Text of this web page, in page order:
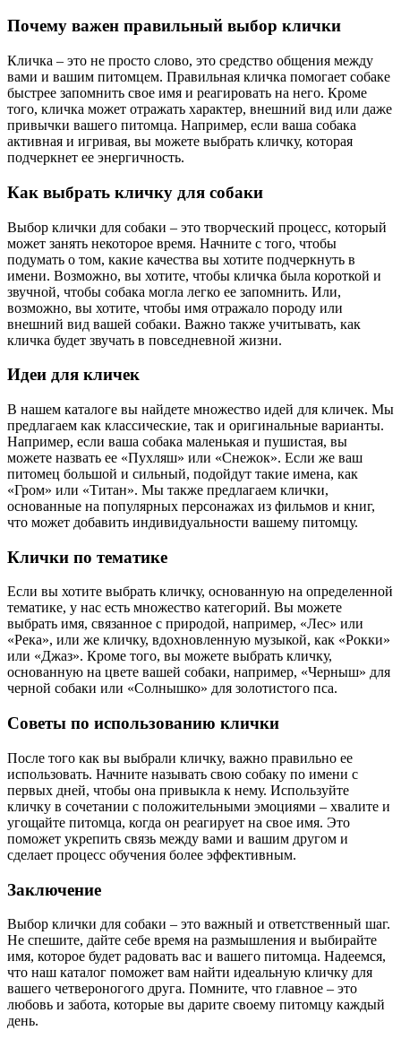
Почему важен правильный выбор клички
Кличка – это не просто слово, это средство общения между
вами и вашим питомцем. Правильная кличка помогает собаке
быстрее запомнить свое имя и реагировать на него. Кроме
того, кличка может отражать характер, внешний вид или даже
привычки вашего питомца. Например, если ваша собака
активная и игривая, вы можете выбрать кличку, которая
подчеркнет ее энергичность.
Как выбрать кличку для собаки
Выбор клички для собаки – это творческий процесс, который
может занять некоторое время. Начните с того, чтобы
подумать о том, какие качества вы хотите подчеркнуть в
имени. Возможно, вы хотите, чтобы кличка была короткой и
звучной, чтобы собака могла легко ее запомнить. Или,
возможно, вы хотите, чтобы имя отражало породу или
внешний вид вашей собаки. Важно также учитывать, как
кличка будет звучать в повседневной жизни.
Идеи для кличек
В нашем каталоге вы найдете множество идей для кличек. Мы
предлагаем как классические, так и оригинальные варианты.
Например, если ваша собака маленькая и пушистая, вы
можете назвать ее «Пухляш» или «Снежок». Если же ваш
питомец большой и сильный, подойдут такие имена, как
«Гром» или «Титан». Мы также предлагаем клички,
основанные на популярных персонажах из фильмов и книг,
что может добавить индивидуальности вашему питомцу.
Клички по тематике
Если вы хотите выбрать кличку, основанную на определенной
тематике, у нас есть множество категорий. Вы можете
выбрать имя, связанное с природой, например, «Лес» или
«Река», или же кличку, вдохновленную музыкой, как «Рокки»
или «Джаз». Кроме того, вы можете выбрать кличку,
основанную на цвете вашей собаки, например, «Черныш» для
черной собаки или «Солнышко» для золотистого пса.
Советы по использованию клички
После того как вы выбрали кличку, важно правильно ее
использовать. Начните называть свою собаку по имени с
первых дней, чтобы она привыкла к нему. Используйте
кличку в сочетании с положительными эмоциями – хвалите и
угощайте питомца, когда он реагирует на свое имя. Это
поможет укрепить связь между вами и вашим другом и
сделает процесс обучения более эффективным.
Заключение
Выбор клички для собаки – это важный и ответственный шаг.
Не спешите, дайте себе время на размышления и выбирайте
имя, которое будет радовать вас и вашего питомца. Надеемся,
что наш каталог поможет вам найти идеальную кличку для
вашего четвероногого друга. Помните, что главное – это
любовь и забота, которые вы дарите своему питомцу каждый
день.